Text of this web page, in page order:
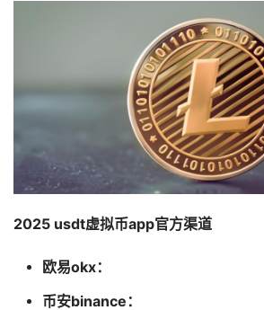
2025 usdt虚拟币app官方渠道
欧易okx：
币安binance：